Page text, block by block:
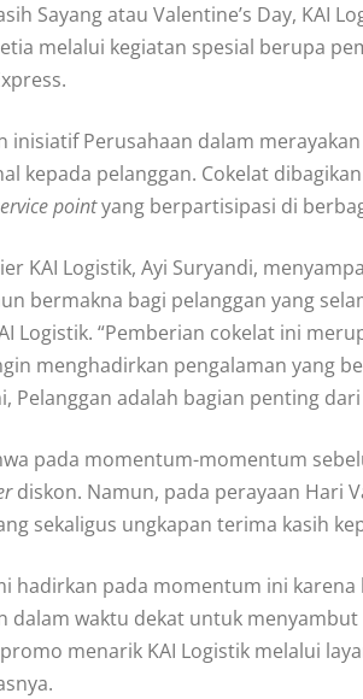
Sayang atau Valentine’s Day, KAI
melalui kegiatan spesial berupa
inisiatif Perusahaan dalam
kepada pelanggan. Cokelat
pointyang berpartisipasi di
KAI Logistik, Ayi Suryandi,
bermakna bagi pelanggan yang
Logistik. “Pemberian cokelat ini
menghadirkan pengalaman yang
Pelanggan adalah bagian penting
pada momentum-momentum
diskon. Namun, pada perayaan Hari
sekaligus ungkapan terima kasih
hadirkan pada momentum ini
dalam waktu dekat untuk
menarik KAI Logistik melalui